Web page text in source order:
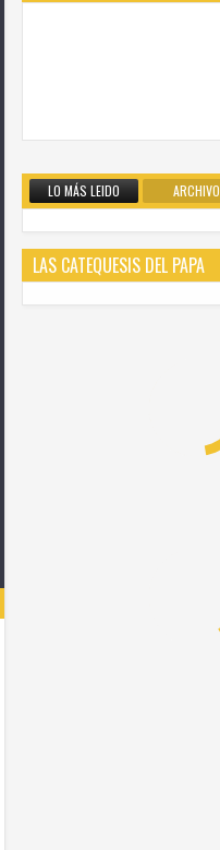
LO MÁS LEIDO ARCHIVO
LAS CATEQUESIS DEL PAPA